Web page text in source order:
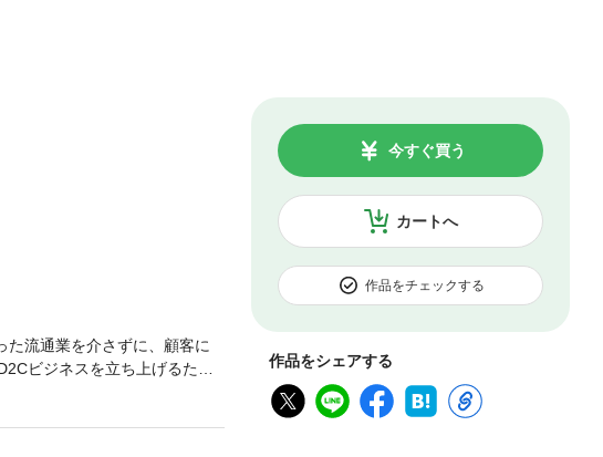
カートへ
今すぐ買う
作品をチェックする
作品をシェアする
流通業を介さずに、顧客に
ビジネスを立ち上げるため
管理など事業全体のDX（デ